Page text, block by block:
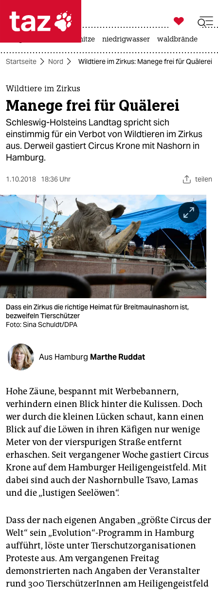
 taz zahl ich
taz zahl ich
themen
politik
öko
gesellschaft
kultur
sport
berlin
nord
wahrheit
verlag
verlag
veranstaltungen
shop
fragen & hilfe
abo
genossenschaft
epaper login

taz zahl ich
hitze niedrigwasser waldbrände
Startseite Nord Wildtiere im Zirkus: Manege frei für Quälerei
Wildtiere im Zirkus
Manege frei für Quälerei
Schleswig-Holsteins Landtag spricht sich
einstimmig für ein Verbot von Wildtieren im Zirkus
aus. Derweil gastiert Circus Krone mit Nashorn in
Hamburg.
1.10.2018 18:36 Uhr teilen
Dass ein Zirkus die richtige Heimat für Breitmaulnashorn ist,
bezweifeln Tierschützer
Foto: Sina Schuldt/DPA
Aus Hamburg Marthe Ruddat
Hohe Zäune, bespannt mit Werbebannern,
verhindern einen Blick hinter die Kulissen. Doch
wer durch die kleinen Lücken schaut, kann einen
Blick auf die Löwen in ihren Käfigen nur wenige
Meter von der vierspurigen Straße entfernt
erhaschen. Seit vergangener Woche gastiert Circus
Krone auf dem Hamburger Heiligengeistfeld. Mit
dabei sind auch der Nashornbulle Tsavo, Lamas
und die „lustigen Seelöwen“.
Dass der nach eigenen Angaben „größte Circus der
Welt“ sein „Evolution“-Programm in Hamburg
aufführt, löste unter Tierschutzorganisationen
Proteste aus. Am vergangenen Freitag
demonstrierten nach Angaben der Veranstalter
rund 300 TierschützerInnen am Heiligengeistfeld